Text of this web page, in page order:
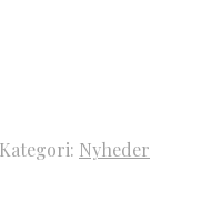
Kategori: Nyheder